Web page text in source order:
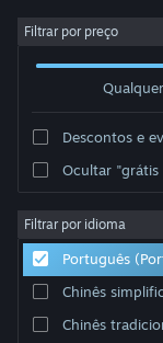
Iniciar sessão
Sobre
Apoio
Alterar idioma
Filtrar por preço
Descontos e
Ocultar "grátis
Filtrar por idioma
Português
Chinês
Chinês
Editora: 黒子ラボ
Ordenar por